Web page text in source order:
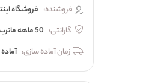
فروشنده: فروشگاه
گارانتی: 50 ماهه ماتریس
زمان آماده سازی: